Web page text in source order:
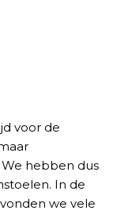
voor de
hebben dus
In de
we vele